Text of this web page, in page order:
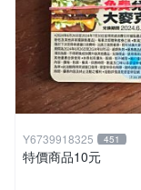
Y6739918325 451
特價商品10元